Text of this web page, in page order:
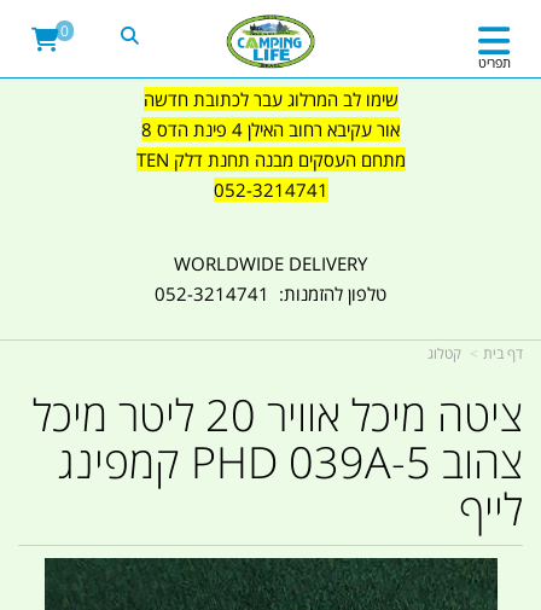
שימו לב המרלוג עבר לכתובת חדשה
אור עקיבא רחוב האילן 4 פינת הדס 8
מתחם העסקים מבנה תחנת דלק TEN
052-3214741
WORLDWIDE DELIVERY
טלפון להזמנות: 052-3214741
תפריט
0
דף בית קטלוג
ציטה מיכל אוויר 20 ליטר מיכל
צהוב PHD 039A-5 קמפינג
לייף